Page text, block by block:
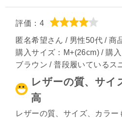
評価：4
匿名希望さん / 男性50代 / 商
購入サイズ：M+(26cm) / 購
ブラウン / 普段履いているス
レザーの質、サイ
高
レザーの質、サイズ、カラー